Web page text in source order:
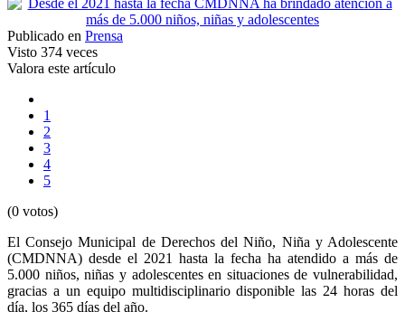
Publicado en Prensa
Visto 374 veces
Valora este artículo
1
2
3
4
5
(0 votos)
El Consejo Municipal de Derechos del Niño, Niña y Adolescente
(CMDNNA) desde el 2021 hasta la fecha ha atendido a más de
5.000 niños, niñas y adolescentes en situaciones de vulnerabilidad,
gracias a un equipo multidisciplinario disponible las 24 horas del
día, los 365 días del año.